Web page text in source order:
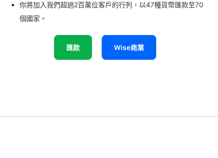
你將加入我們超過2百萬位客戶的行列，以47種貨幣匯款至70
個國家。
匯款 Wise商業